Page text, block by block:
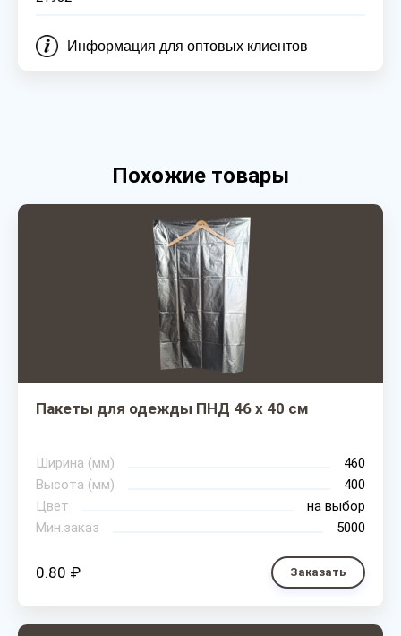
Информация для оптовых клиентов
Похожие товары
Пакеты для одежды ПНД 46 х 40 см
Ширина (мм)
460
Высота (мм)
400
Цвет
на выбор
Мин.заказ
5000
0.80 ₽ Заказать